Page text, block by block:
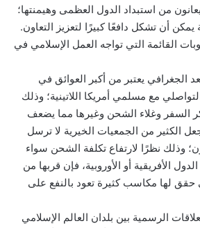
من استبداد الدول العظمى وهيمنتها؛
أن تشكل دافعًا كبيرًا لتعزيز التعاون.
القائمة التي تواجه العمل الإسلامي في
الجغرافي يعتبر من أكبر العوائق في
مع مسلمي أمريكا اللاتينية؛ وذلك
السفر وغلاء الشحن وغيرها مما يضعف
الكثير من الجمعيات الخيرية لا ترسل
وذلك نظرًا لارتفاع تكلفة الشحن سواء
الأفريقية أو الأوروبية، فإن قربها من
حقق لها مكاسب كثيرة تعود بالنفع على
الرسمية بين بلدان العالم الإسلامي